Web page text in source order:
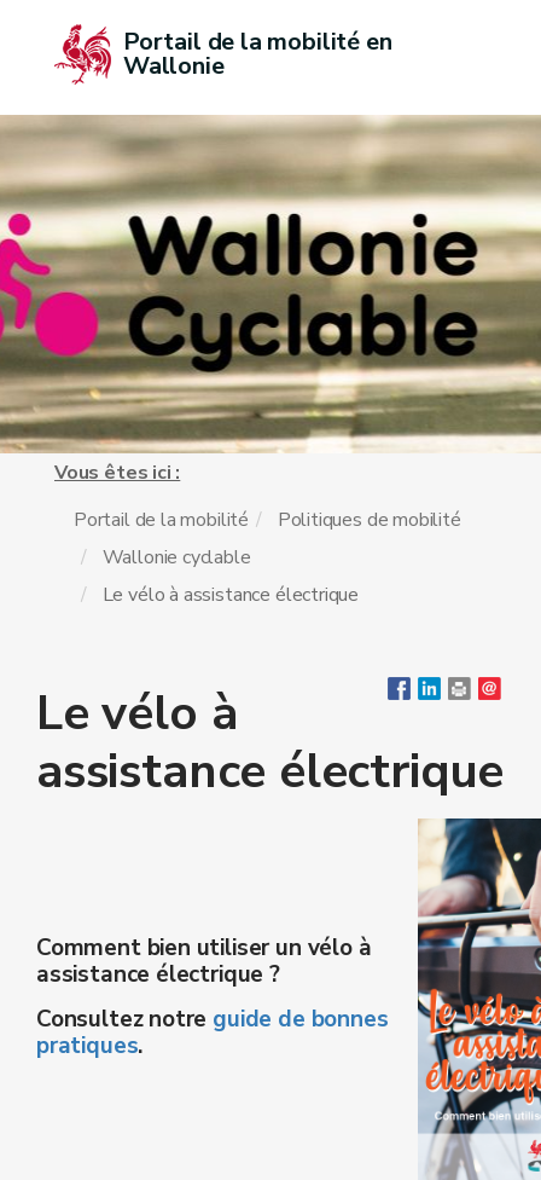
Portail de la mobilité en
Wallonie
Vous êtes ici :
Portail de la mobilité
Politiques de mobilité
Wallonie cyclable
Le vélo à assistance électrique
Le vélo à
assistance électrique
Comment bien utiliser un vélo à
assistance électrique ?
Consultez notre guide de bonnes
pratiques.